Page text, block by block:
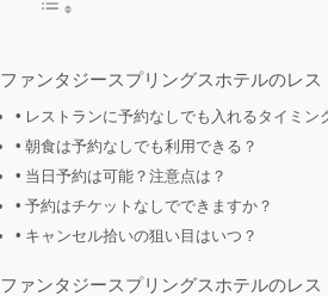
ファンタジースプリングスホテルのレ
レストランに予約なしでも入れるタイミン
朝食は予約なしでも利用できる？
当日予約は可能？注意点は？
予約はチケットなしでできますか？
キャンセル拾いの狙い目はいつ？
ファンタジースプリングスホテルのレ